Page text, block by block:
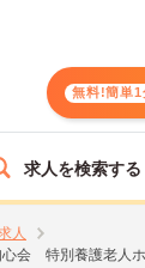
無料!簡単1
求人を検索する
人
心会 特別養護老人